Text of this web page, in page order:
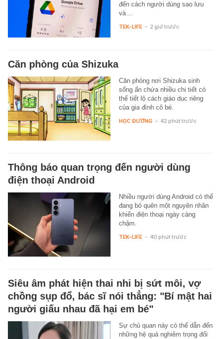
đến cách người dùng sao lưu
và…
TEK-LIFE - 2 giờ trước
Căn phòng của Shizuka
Căn phòng nơi Shizuka sinh
sống ẩn chứa nhiều chi tiết có
thể tiết lộ cách giáo dục riêng
của gia đình cô bé.
HỌC ĐƯỜNG - 42 phút trước
Thông báo quan trọng đến người dùng
điện thoại Android
Nhiều người dùng Android có thể
đang bỏ quên một nguyên nhân
khiến điện thoại ngày càng
chậm.
TEK-LIFE - 40 phút trước
Siêu âm phát hiện thai nhi bị sứt môi, vợ
chồng sụp đổ, bác sĩ nói thẳng: "Bí mật hai
người giấu nhau đã hại em bé"
Sự chủ quan này có thể dẫn đến
những hệ quả nghiêm trọng đối